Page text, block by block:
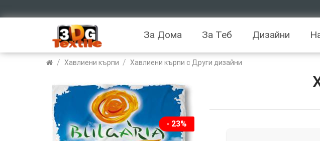
За Дома За Теб Дизайни
/ Хавлиени кърпи / Хавлиени кърпи с Други дизайни
- 23%